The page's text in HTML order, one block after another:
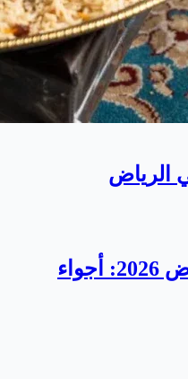
الرياض
أفضل المقاهي في الرياض 2026: أجواء